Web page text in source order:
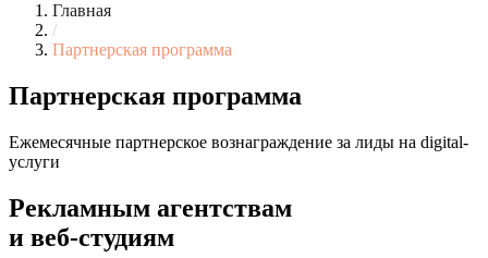
Главная
/
Партнерская программа
Партнерская программа
Ежемесячные партнерское вознаграждение за лиды на digital-
услуги
Рекламным агентствам
и веб-студиям